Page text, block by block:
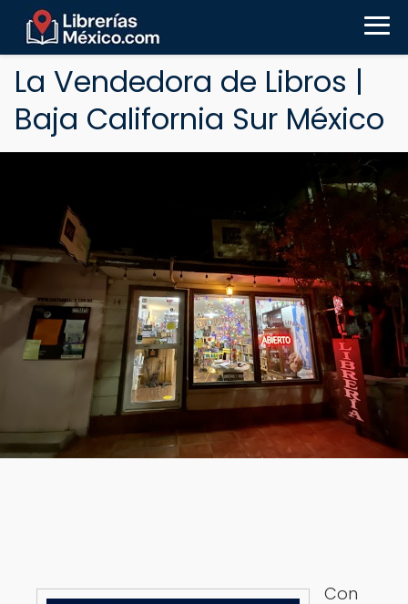
La Vendedora de Libros |
Baja California Sur México
Con